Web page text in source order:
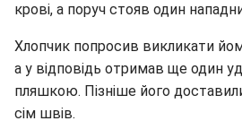
крові, а поруч стояв один
Хлопчик попросив викликати
а у відповідь отримав ще один
пляшкою. Пізніше його
сім швів.